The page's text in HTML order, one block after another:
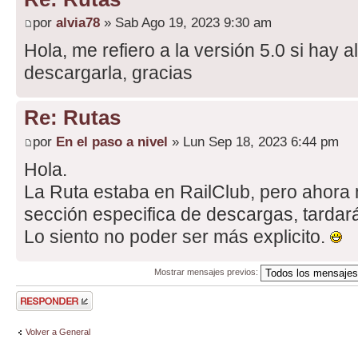
por alvia78 » Sab Ago 19, 2023 9:30 am
Hola, me refiero a la versión 5.0 si hay
descargarla, gracias
Re: Rutas
por En el paso a nivel » Lun Sep 18, 2023 6:44 pm
Hola.
La Ruta estaba en RailClub, pero
sección especifica de descargas,
Lo siento no poder ser más explicito.
Mostrar mensajes previos:
Publicar una
respuesta
Volver a General